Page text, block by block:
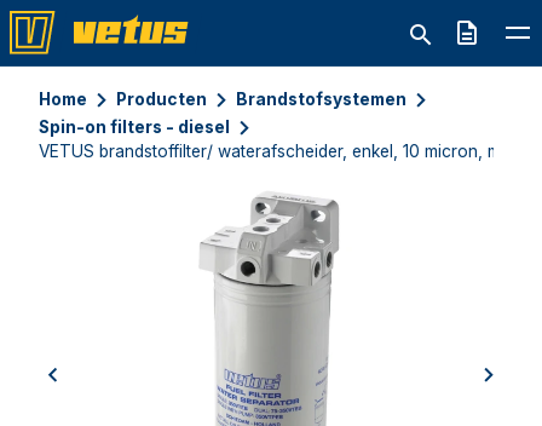
Offerte
Home Producten
Brandstofsystemen
Spin-on filters - diesel
VETUS brandstoffilter/ waterafscheider, enkel, 10 micron, max.
previous next